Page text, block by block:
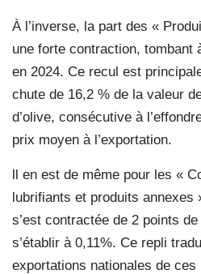
À l’inverse, la part des «
une forte contraction, tombant
en 2024. Ce recul est
chute de 16,2 % de la valeur
d’olive, consécutive à
prix moyen à l’exportation.
ll en est de même pour les «
lubrifiants et produits annexes
s’est contractée de 2 points
s’établir à 0,11%. Ce repli
exportations nationales de